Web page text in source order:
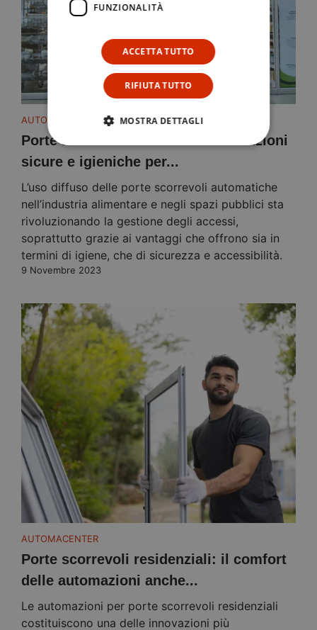
AUTOMACENTER
Porte automatiche scorrevoli: soluzioni
sicure e igieniche per...
L’uso diffuso delle porte scorrevoli automatiche
nell’industria alimentare e negli spazi pubblici sta
rivoluzionando la gestione degli accessi,
soprattutto grazie ai vantaggi che offrono sia in
termini di igiene, che di sicurezza e accessibilità.
9 Novembre 2023
AUTOMACENTER
Porte scorrevoli residenziali: il comfort
delle automazioni anche...
Le automazioni per porte scorrevoli residenziali
costituiscono una delle innovazioni più
FUNZIONALITÀ
ACCETTA TUTTO
RIFIUTA TUTTO
MOSTRA DETTAGLI